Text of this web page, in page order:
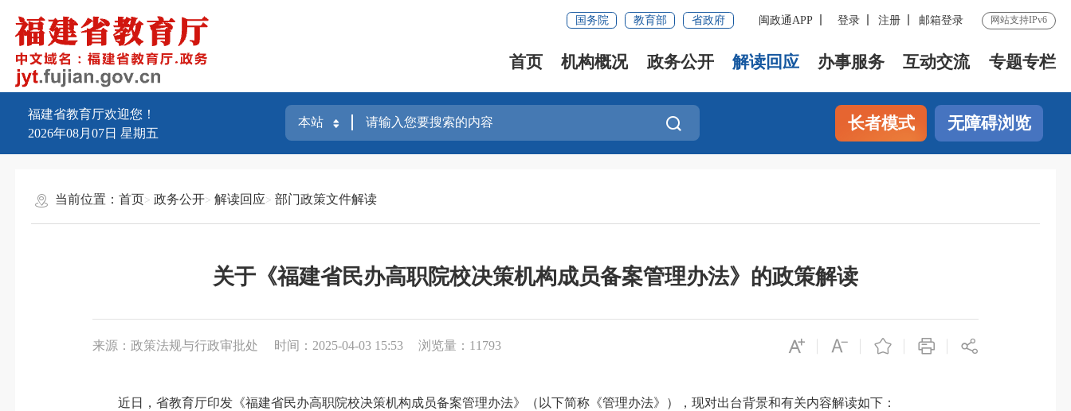
国务院 教育部 省政府 闽政通APP 登录 注册 邮箱登录 网站支持IPv6
首页 机构概况 政务公开 解读回应 办事服务 互动交流 专题专栏
福建省教育厅欢迎您！
2026年08月07日 星期五
长者模式 无障碍浏览
当前位置：首页 政务公开 解读回应 部门政策文件解读
关于《福建省民办高职院校决策机构成员备案管理办法》的政策解读
来源：政策法规与行政审批处 时间：2025-04-03 15:53 浏览量：11793
近日，省教育厅印发《福建省民办高职院校决策机构成员备案管理办法》（以下简称《管理办法》），现对出台背景和有关内容解读如下：